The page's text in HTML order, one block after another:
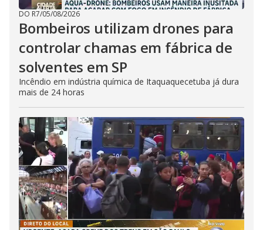
DO R7/05/08/2026
Bombeiros utilizam drones para
controlar chamas em fábrica de
solventes em SP
Incêndio em indústria química de Itaquaquecetuba já dura
mais de 24 horas